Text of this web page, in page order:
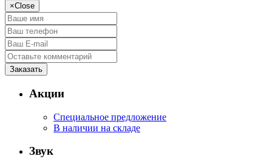
×Close
Акции
Специальное предложение
В наличии на складе
Звук